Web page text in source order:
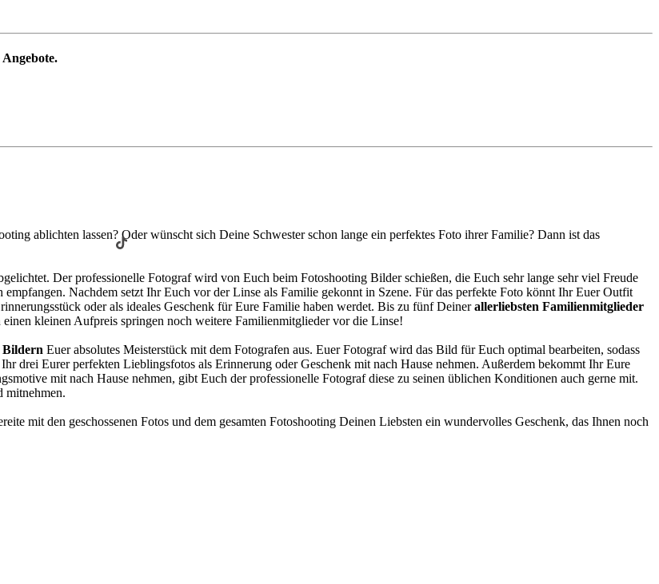
ablichten lassen? Oder wünscht sich Deine Schwester schon lange ein perfektes Foto ihrer Familie? Dann ist das
Der professionelle Fotograf wird von Euch beim Fotoshooting Bilder schießen, die Euch sehr lange sehr viel Freude
Nachdem setzt Ihr Euch vor der Linse als Familie gekonnt in Szene. Für das perfekte Foto könnt Ihr Euer Outfit
oder als ideales Geschenk für Eure Familie haben werdet. Bis zu fünf Deinerallerliebsten Familienmitglieder
kleinen Aufpreis springen noch weitere Familienmitglieder vor die Linse!
Bildern Euer absolutes Meisterstück mit dem Fotografen aus. Euer Fotograf wird das Bild für Euch optimal bearbeiten, sodass
drei Eurer perfekten Lieblingsfotos als Erinnerung oder Geschenk mit nach Hause nehmen. Außerdem bekommt Ihr Eure
mit nach Hause nehmen, gibt Euch der professionelle Fotograf diese zu seinen üblichen Konditionen auch gerne mit.
mitnehmen.
mit den geschossenen Fotos und dem gesamten Fotoshooting Deinen Liebsten ein wundervolles Geschenk, das Ihnen noch